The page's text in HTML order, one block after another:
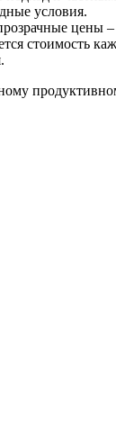
условия.
цены –
стоимость